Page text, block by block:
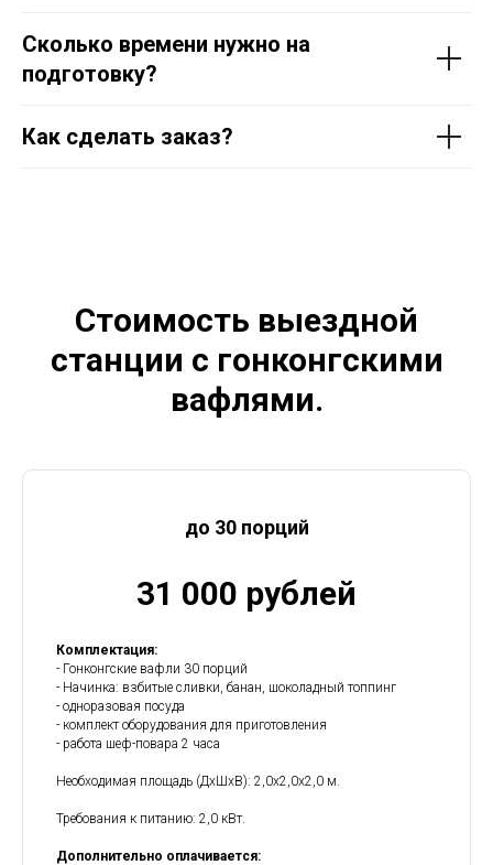
Сколько времени нужно на
подготовку?
Как сделать заказ?
Стоимость выездной
станции с гонконгскими
вафлями.
до 30 порций
31 000 рублей
Комплектация:
- Гонконгские вафли 30 порций
- Начинка: взбитые сливки, банан, шоколадный топпинг
- одноразовая посуда
- комплект оборудования для приготовления
- работа шеф-повара 2 часа
Необходимая площадь (ДхШxВ): 2,0x2,0x2,0 м.
Требования к питанию: 2,0 кВт.
Дополнительно оплачивается: